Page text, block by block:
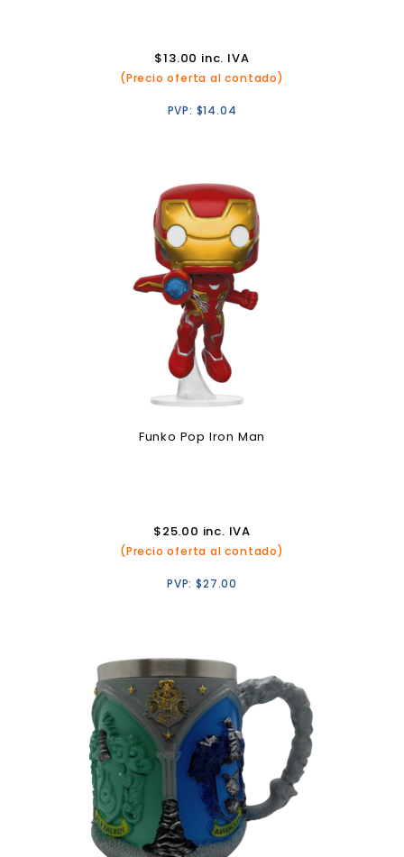
$13.00 inc. IVA
(Precio oferta al contado)
PVP: $14.04
Funko Pop Iron Man
$25.00 inc. IVA
(Precio oferta al contado)
PVP:$27.00